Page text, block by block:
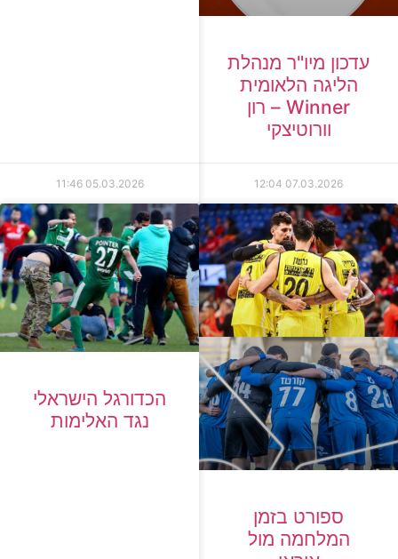
עדכון מיו"ר מנהלת
הליגה הלאומית
Winner – רון
וורוטיצקי
07.03.2026
12:04
05.03.2026
11:46
ספורט בזמן
המלחמה מול
הכדורגל הישראלי
נגד האלימות